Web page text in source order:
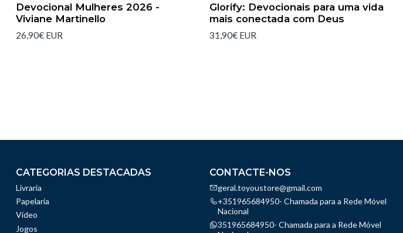
Devocional Mulheres 2026 -
Viviane Martinello
26,90€ EUR
Glorify: Devocionais para uma vida
mais conectada com Deus
31,90€ EUR
CATEGORIAS DESTACADAS
Livraria
Papelaria
Vídeo
Jogos
CONTACTE-NOS
geral.toyoustore@gmail.com
+351965684950- Chamada para a Rede Móvel
Nacional
351965684950- Chamada para a Rede Móvel